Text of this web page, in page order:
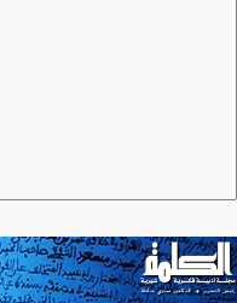
"الحداثة
الأردنية"